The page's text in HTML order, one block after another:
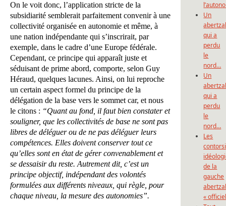
On le voit donc, l’application stricte de la
subsidiarité semblerait parfaitement convenir à une
collectivité organisée en autonomie et même, à
une nation indépendante qui s’inscrirait, par
exemple, dans le cadre d’une Europe fédérale.
Cependant, ce principe qui apparaît juste et
séduisant de prime abord, comporte, selon Guy
Héraud, quelques lacunes. Ainsi, on lui reproche
un certain aspect formel du principe de la
délégation de la base vers le sommet car, et nous
le citons : “Quant au fond, il faut bien constater et
souligner, que les collectivités de base ne sont pas
libres de déléguer ou de ne pas déléguer leurs
compétences. Elles doivent conserver tout ce
qu’elles sont en état de gérer convenablement et
se dessaisir du reste. Autrement dit, c’est un
principe objectif, indépendant des volontés
formulées aux différents niveaux, qui règle, pour
chaque niveau, la mesure des autonomies”.
Un
qui a
perdu
le
nord…
Un
qui a
perdu
le
nord…
Les
de la
gauche
«